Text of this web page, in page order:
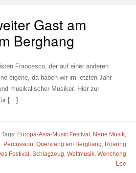
Gast am
Berghang
Francesco, der auf einer anderen
eigene, da haben wir im letzten Jahr
musikalischer Musiker. Hier zur
[…]
Tags: Europa-Asia-Music Festival Neue Musik,
Percussion Querklang am Berghang
Roaring
Festival
Schlagzeug Weltmusik, Wencheng
Lee